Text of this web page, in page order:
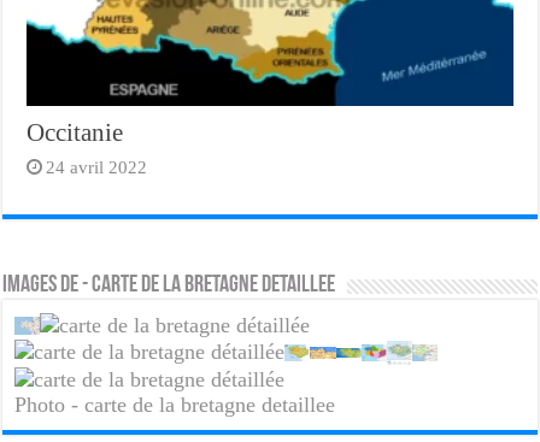
Occitanie
24 avril 2022
Images de - carte de la bretagne detaillee
Photo - carte de la bretagne detaillee